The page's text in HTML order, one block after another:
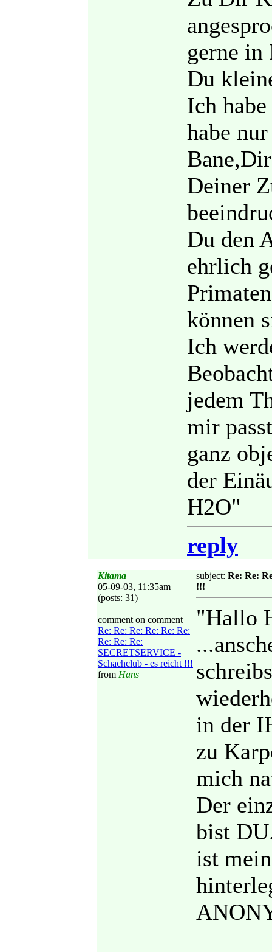
gerne in
Du
Ich
habe
Deiner
Du den
ehrlich
können
Ich
jedem
mir
ganz
der
H2O"
reply
Kitama
05-09-03, 11:35am
(posts: 31)
comment on comment
Re: Re: Re: Re: Re: Re:
Re: Re: Re:
SECRETSERVICE -
Schachclub - es reicht !!!
from Hans
subject: Re: Re:
!!!
"Hallo
in der
zu
mich
Der
bist
ist